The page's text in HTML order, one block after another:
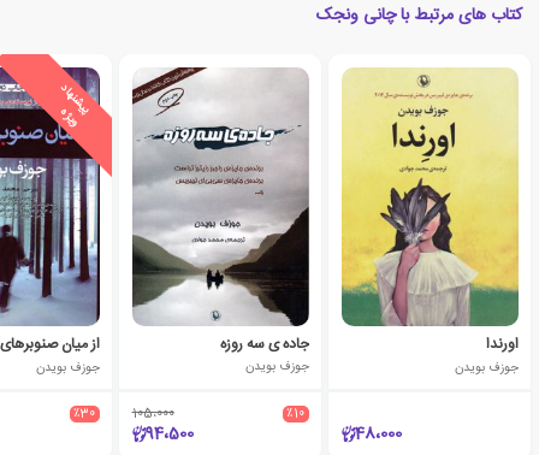
کتاب های مرتبط با چانی ونجک
اورندا
جوزف بویدن
48،000
جاده ی سه روزه
جوزف بویدن
٪10 105،000
94،500
پ
ی
ش
ن
ه
ا
د
و
ی
ژ
ه
از میان
جوزف بویدن
٪30